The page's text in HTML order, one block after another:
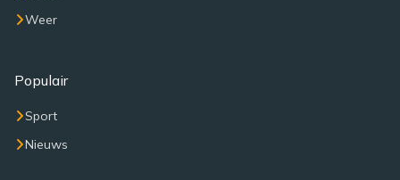
Weer
Populair
Sport
Nieuws